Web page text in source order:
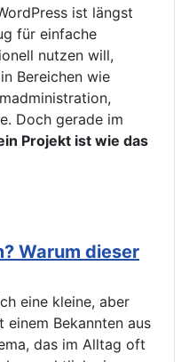
ist längst
für einfache
nutzen will,
Bereichen wie
Doch gerade im
Projekt ist wie das
Warum dieser
eine kleine, aber
einem Bekannten aus
das im Alltag oft